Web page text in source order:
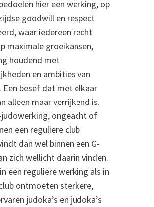
hier een werking, op
goodwill en respect
waar iedereen recht
maximale groeikansen,
houdend met
en ambities van
Een besef dat met elkaar
alleen maar verrijkend is.
judowerking, ongeacht of
een reguliere club
dan wel binnen een G-
zich wellicht daarin vinden.
een reguliere werking als in
ontmoeten sterkere,
judoka’s en judoka’s